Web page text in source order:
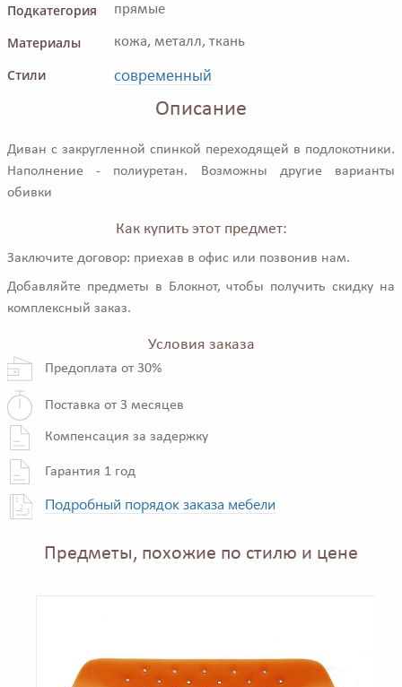
Подкатегория прямые
Материалы кожа, металл, ткань
Стили современный
Описание
Диван c закругленной спинкой переходящей в подлокотники.
Наполнение - полиуретан. Возможны другие варианты
обивки
Как купить этот предмет:
Заключите договор: приехав в офис или позвонив нам.
Добавляйте предметы в Блокнот, чтобы получить скидку на
комплексный заказ.
Условия заказа
Предоплата от 30%
Поставка от 3 месяцев
Компенсация за задержку
Гарантия 1 год
Подробный порядок заказа мебели
Предметы, похожие по стилю и цене